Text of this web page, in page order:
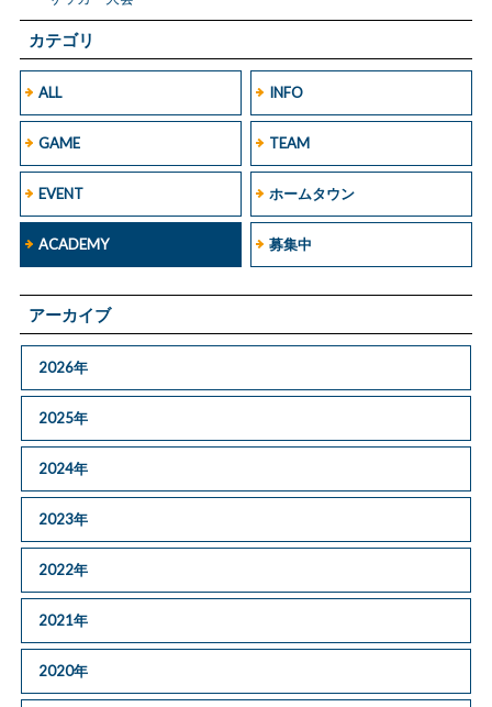
カテゴリ
ALL INFO
GAME TEAM
EVENT ホームタウン
ACADEMY 募集中
アーカイブ
2026年
2025年
2024年
2023年
2022年
2021年
2020年